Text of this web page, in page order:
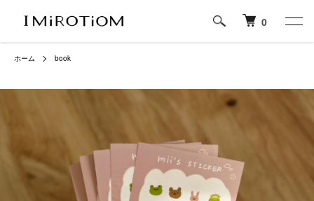
0
ホーム book